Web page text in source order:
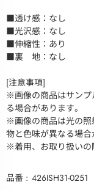
■透け感：なし
■光沢感：なし
■伸縮性：あり
■裏 地：なし
[注意事項]
※画像の商品はサンプ
る場合があります。
※画像の商品は光の照
物と色味が異なる場合
※着用、お取り扱いの
品番
426ISH31-0251